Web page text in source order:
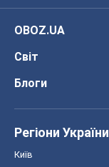
OBOZ.UA
Світ
Блоги
Регіони України
Київ